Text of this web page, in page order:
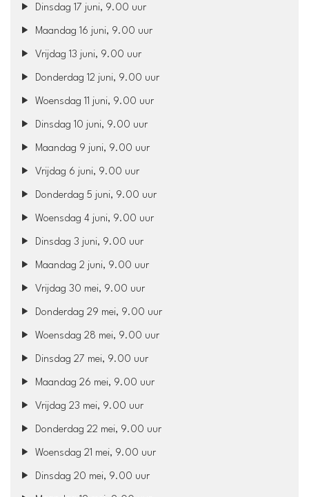
Dinsdag 17 juni, 9.00 uur
Maandag 16 juni, 9.00 uur
Vrijdag 13 juni, 9.00 uur
Donderdag 12 juni, 9.00 uur
Woensdag 11 juni, 9.00 uur
Dinsdag 10 juni, 9.00 uur
Maandag 9 juni, 9.00 uur
Vrijdag 6 juni, 9.00 uur
Donderdag 5 juni, 9.00 uur
Woensdag 4 juni, 9.00 uur
Dinsdag 3 juni, 9.00 uur
Maandag 2 juni, 9.00 uur
Vrijdag 30 mei, 9.00 uur
Donderdag 29 mei, 9.00 uur
Woensdag 28 mei, 9.00 uur
Dinsdag 27 mei, 9.00 uur
Maandag 26 mei, 9.00 uur
Vrijdag 23 mei, 9.00 uur
Donderdag 22 mei, 9.00 uur
Woensdag 21 mei, 9.00 uur
Dinsdag 20 mei, 9.00 uur